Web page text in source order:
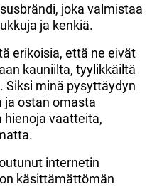
joka valmistaa
ja kenkiä.
erikoisia, että ne eivät
kauniilta, tyylikkäiltä
Siksi minä pysyttäydyn
ja ostan omasta
hienoja vaatteita,
internetin
käsittämättömän